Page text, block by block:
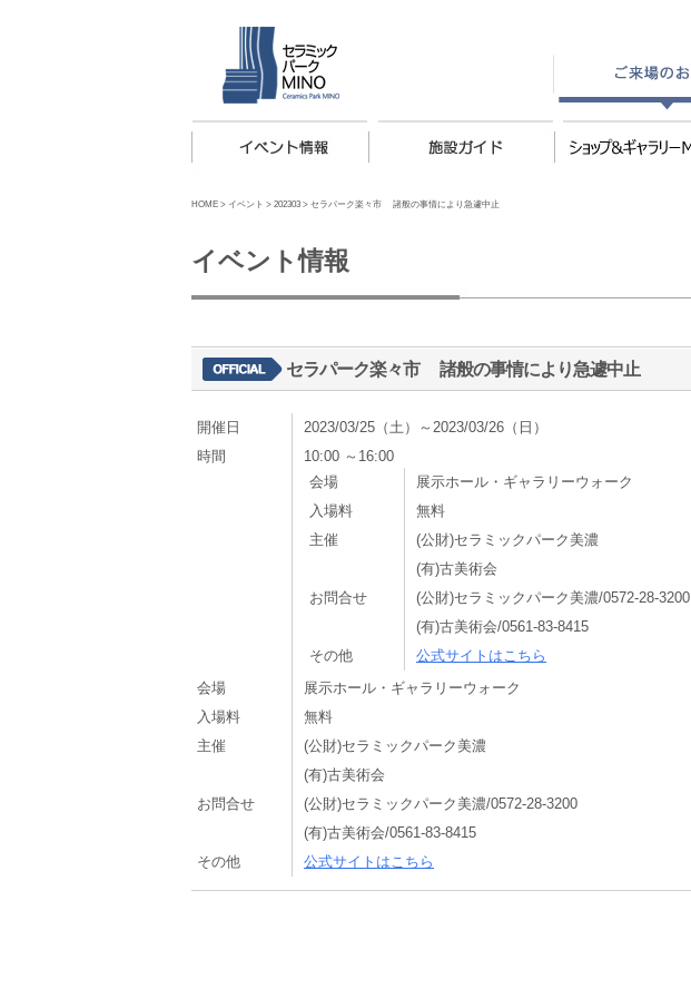
HOME > イベント > 202303 > セラパーク楽々市 諸般の事情により急遽中止
イベント情報
セラパーク楽々市 諸般の事情により急遽中止
開催日
2023/03/25（土）～2023/03/26（日）
時間
10:00 ～16:00
会場
展示ホール・ギャラリーウォーク
入場料
無料
主催
(公財)セラミックパーク美濃
(有)古美術会
お問合せ
(公財)セラミックパーク美濃/0572-28-3200
(有)古美術会/0561-83-8415
その他
公式サイトはこちら
会場
展示ホール・ギャラリーウォーク
入場料
無料
主催
(公財)セラミックパーク美濃
(有)古美術会
お問合せ
(公財)セラミックパーク美濃/0572-28-3200
(有)古美術会/0561-83-8415
その他
公式サイトはこちら